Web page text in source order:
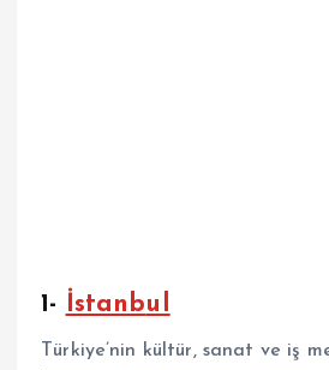
1- İstanbul
Türkiye’nin kültür, sanat ve iş